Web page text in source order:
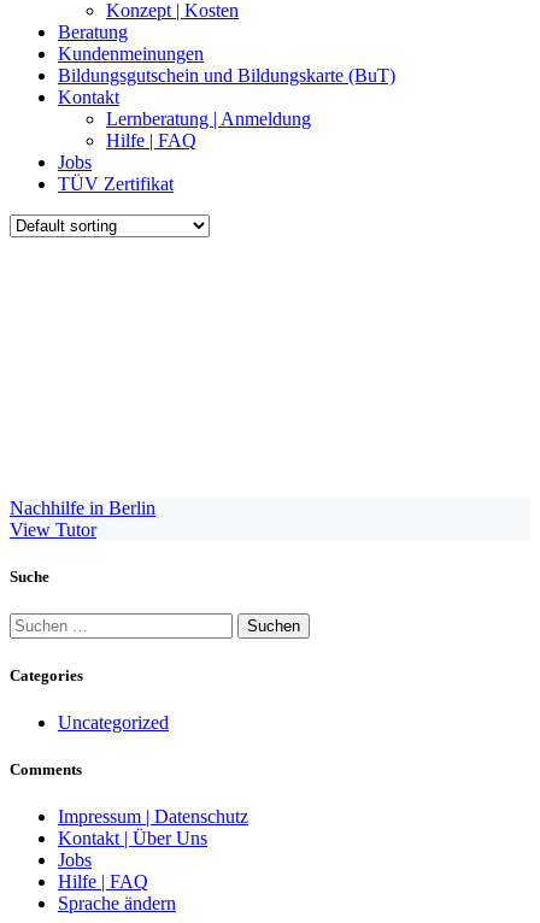
Konzept | Kosten
Beratung
Kundenmeinungen
Bildungsgutschein und Bildungskarte (BuT)
Kontakt
Lernberatung | Anmeldung
Hilfe | FAQ
Jobs
TÜV Zertifikat
Nachhilfe in Berlin
View Tutor
Suche
Suchen
nach:
Categories
Uncategorized
Comments
Impressum | Datenschutz
Kontakt | Über Uns
Jobs
Hilfe | FAQ
Sprache ändern